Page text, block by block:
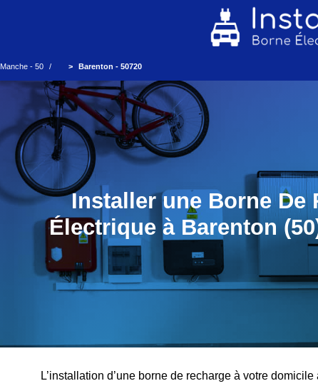
Manche - 50 Barenton - 50720
Installer une Borne De
Électrique à Barenton
L’installation d’une borne de recharge à votre